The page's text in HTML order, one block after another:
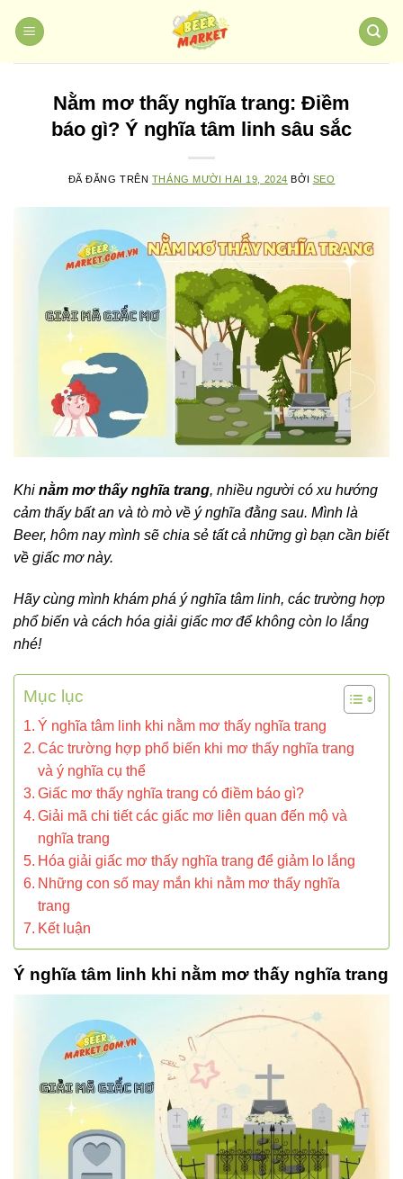
đến
Nằm mơ thấy nghĩa trang: Điềm
báo gì? Ý nghĩa tâm linh sâu sắc
ĐÃ ĐĂNG TRÊN THÁNG MƯỜI HAI 19, 2024 BỞI SEO
Khi nằm mơ thấy nghĩa trang, nhiều người có xu hướng
cảm thấy bất an và tò mò về ý nghĩa đằng sau. Mình là
Beer, hôm nay mình sẽ chia sẻ tất cả những gì bạn cần biết
về giấc mơ này.
Hãy cùng mình khám phá ý nghĩa tâm linh, các trường hợp
phổ biến và cách hóa giải giấc mơ để không còn lo lắng
nhé!
Mục lục
Ý nghĩa tâm linh khi nằm mơ thấy nghĩa trang
Các trường hợp phổ biến khi mơ thấy nghĩa trang
và ý nghĩa cụ thể
Giấc mơ thấy nghĩa trang có điềm báo gì?
Giải mã chi tiết các giấc mơ liên quan đến mộ và
nghĩa trang
Hóa giải giấc mơ thấy nghĩa trang để giảm lo lắng
Những con số may mắn khi nằm mơ thấy nghĩa
trang
Kết luận
Ý nghĩa tâm linh khi nằm mơ thấy nghĩa trang